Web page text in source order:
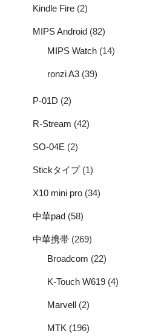
Kindle Fire (2)
MIPS Android (82)
MIPS Watch (14)
ronzi A3 (39)
P-01D (2)
R-Stream (42)
SO-04E (2)
Stickタイプ(1)
X10 mini pro (34)
中華pad (58)
中華携帯 (269)
Broadcom (22)
K-Touch W619 (4)
Marvell (2)
MTK (196)